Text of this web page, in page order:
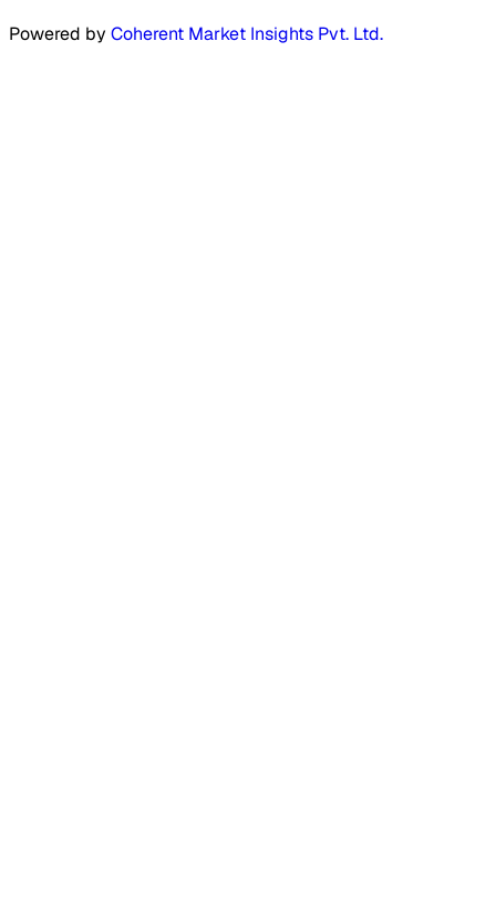
Powered by Coherent Market Insights Pvt. Ltd.